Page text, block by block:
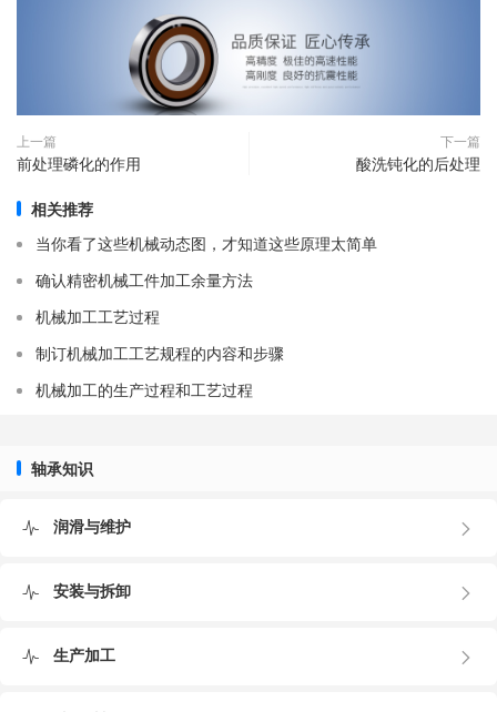
轴采用滑动配合，间隙量很小。若间隙较大，固定环就会偏
心，作用在密封面上的弹簧力不均匀时密封出现时泄时封现
③动环与静环贴合面的检查:检查时可用90°角尺测量贴合
面对轴中心线的偏差。
（3）安装
首先分别将转动组件中各件与静环组件中各件组装完毕，
并做好弹簧的初步预紧；然后完成动环组件在轴上的安装和
端面的距离，与静环密封面至端盖端面的距离，两者之差即
为机械密封的弹簧预压缩量，并组装好轴承；对照技术要求
的压缩量，参照实测的压缩量，将压缩量调整合适，将压盖
紧固。
手推动动环应有弹性及顺利之感，然后在密封面上加些机
（4）检查与试压
动性。对重要设备的机械密封必须进行静压试验和动压试
5.运转
上一篇
前处理磷化的作用
下一篇
酸洗钝化的后处理
相关推荐
当你看了这些机械动态图，才知道这些原理太简单
确认精密机械工件加工余量方法
机械加工工艺过程
制订机械加工工艺规程的内容和步骤
机械加工的生产过程和工艺过程
轴承知识
润滑与维护
安装与拆卸
生产加工